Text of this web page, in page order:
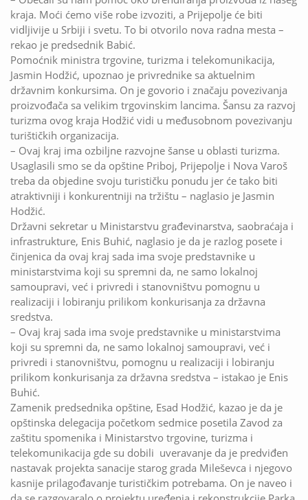
kraja. Moći ćemo više robe izvoziti, a Prijepolje će biti
vidljivije u Srbiji i svetu. To bi otvorilo nova radna mesta –
rekao je predsednik Babić.
Pomoćnik ministra trgovine, turizma i telekomunikacija,
Jasmin Hodžić, upoznao je privrednike sa aktuelnim
državnim konkursima. On je govorio i značaju povezivanja
proizvođača sa velikim trgovinskim lancima. Šansu za razvoj
turizma ovog kraja Hodžić vidi u međusobnom povezivanju
turištičkih organizacija.
– Ovaj kraj ima ozbiljne razvojne šanse u oblasti turizma.
Usaglasili smo se da opštine Priboj, Prijepolje i Nova Varoš
treba da objedine svoju turističku ponudu jer će tako biti
atraktivniji i konkurentniji na tržištu – naglasio je Jasmin
Hodžić.
Državni sekretar u Ministarstvu građevinarstva, saobraćaja i
infrastrukture, Enis Buhić, naglasio je da je razlog posete i
činjenica da ovaj kraj sada ima svoje predstavnike u
ministarstvima koji su spremni da, ne samo lokalnoj
samoupravi, već i privredi i stanovništvu pomognu u
realizaciji i lobiranju prilikom konkurisanja za državna
sredstva.
– Ovaj kraj sada ima svoje predstavnike u ministarstvima
koji su spremni da, ne samo lokalnoj samoupravi, već i
privredi i stanovništvu, pomognu u realizaciji i lobiranju
prilikom konkurisanja za državna sredstva – istakao je Enis
Buhić.
Zamenik predsednika opštine, Esad Hodžić, kazao je da je
opštinska delegacija početkom sedmice posetila Zavod za
zaštitu spomenika i Ministarstvo trgovine, turizma i
telekomunikacija gde su dobili uveravanje da je predviđen
nastavak projekta sanacije starog grada Mileševca i njegovo
kasnije prilagođavanje turističkim potrebama. On je naveo i